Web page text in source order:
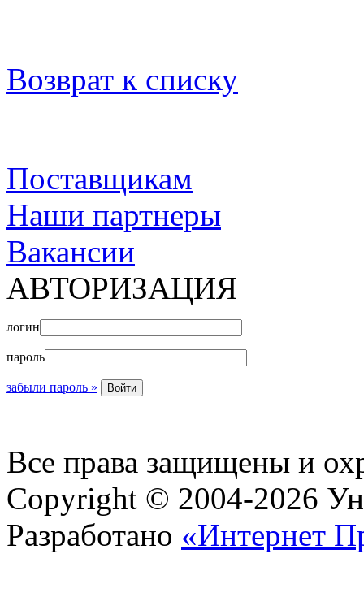
Возврат к списку
Поставщикам
Наши партнеры
Вакансии
АВТОРИЗАЦИЯ
логин
пароль
забыли пароль »
Все права защищены и
Copyright © 2004-2026
Разработано «Интернет